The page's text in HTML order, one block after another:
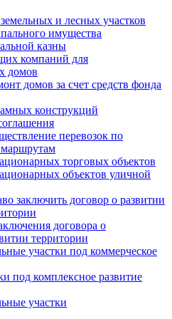
и лесных участков
имущества
казны
компаний для
домов
домов за счет средств фонда
конструкций
перевозок по
торговых объектов
объектов уличной
заключить договор о развитии
договора о
территории
участки под коммерческое
под комплексное развитие
участки